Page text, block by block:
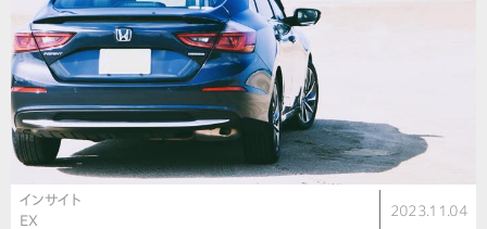
インサイト
EX
2023.11.04